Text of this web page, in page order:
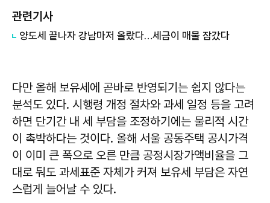
관련기사
양도세 끝나자 강남마저 올랐다…세금이 매물 잠갔다
다만 올해 보유세에 곧바로 반영되기는 쉽지 않다는
분석도 있다. 시행령 개정 절차와 과세 일정 등을 고려
하면 단기간 내 세 부담을 조정하기에는 물리적 시간
이 촉박하다는 것이다. 올해 서울 공동주택 공시가격
이 이미 큰 폭으로 오른 만큼 공정시장가액비율을 그
대로 둬도 과세표준 자체가 커져 보유세 부담은 자연
스럽게 늘어날 수 있다.